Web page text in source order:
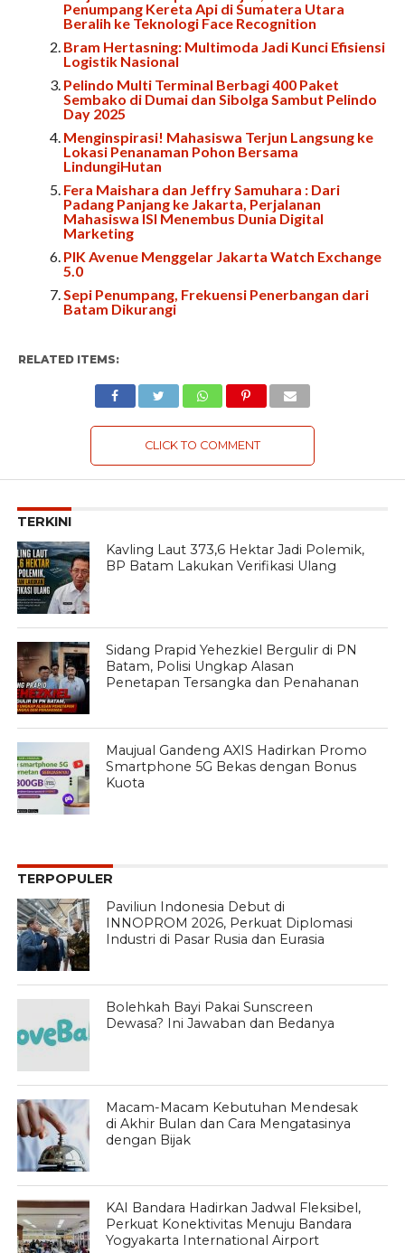
Penumpang Kereta Api di Sumatera Utara
Beralih ke Teknologi Face Recognition
Bram Hertasning: Multimoda Jadi Kunci Efisiensi
Logistik Nasional
Pelindo Multi Terminal Berbagi 400 Paket
Sembako di Dumai dan Sibolga Sambut Pelindo
Day 2025
Menginspirasi! Mahasiswa Terjun Langsung ke
Lokasi Penanaman Pohon Bersama
LindungiHutan
Fera Maishara dan Jeffry Samuhara : Dari
Padang Panjang ke Jakarta, Perjalanan
Mahasiswa ISI Menembus Dunia Digital
Marketing
PIK Avenue Menggelar Jakarta Watch Exchange
5.0
Sepi Penumpang, Frekuensi Penerbangan dari
Batam Dikurangi
RELATED ITEMS:
CLICK TO COMMENT
TERKINI
Kavling Laut 373,6 Hektar Jadi Polemik,
BP Batam Lakukan Verifikasi Ulang
Sidang Prapid Yehezkiel Bergulir di PN
Batam, Polisi Ungkap Alasan
Penetapan Tersangka dan Penahanan
Maujual Gandeng AXIS Hadirkan Promo
Smartphone 5G Bekas dengan Bonus
Kuota
TERPOPULER
Paviliun Indonesia Debut di
INNOPROM 2026, Perkuat Diplomasi
Industri di Pasar Rusia dan Eurasia
Bolehkah Bayi Pakai Sunscreen
Dewasa? Ini Jawaban dan Bedanya
Macam-Macam Kebutuhan Mendesak
di Akhir Bulan dan Cara Mengatasinya
dengan Bijak
KAI Bandara Hadirkan Jadwal Fleksibel,
Perkuat Konektivitas Menuju Bandara
Yogyakarta International Airport